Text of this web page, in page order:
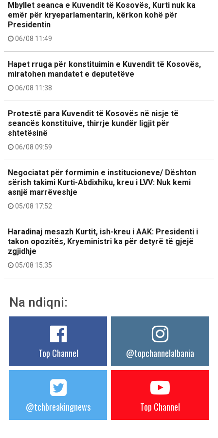
Mbyllet seanca e Kuvendit të Kosovës, Kurti nuk ka
emër për kryeparlamentarin, kërkon kohë për
Presidentin
06/08 11:49
Hapet rruga për konstituimin e Kuvendit të Kosovës,
miratohen mandatet e deputetëve
06/08 11:38
Protestë para Kuvendit të Kosovës në nisje të
seancës konstituive, thirrje kundër ligjit për
shtetësinë
06/08 09:59
Negociatat për formimin e institucioneve/ Dështon
sërish takimi Kurti-Abdixhiku, kreu i LVV: Nuk kemi
asnjë marrëveshje
05/08 17:52
Haradinaj mesazh Kurtit, ish-kreu i AAK: Presidenti i
takon opozitës, Kryeministri ka për detyrë të gjejë
zgjidhje
05/08 15:35
Na ndiqni:
Top Channel @topchannelalbania
@tchbreakingnews Top Channel